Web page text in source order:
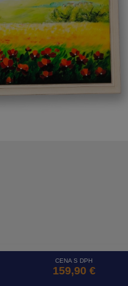
CENA S DPH
159,90 €